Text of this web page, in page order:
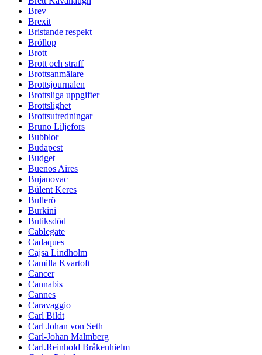
Brev
Brexit
Bristande respekt
Bröllop
Brott
Brott och straff
Brottsanmälare
Brottsjournalen
Brottsliga uppgifter
Brottslighet
Brottsutredningar
Bruno Liljefors
Bubblor
Budapest
Budget
Buenos Aires
Bujanovac
Bülent Keres
Bullerö
Burkini
Butiksdöd
Cablegate
Cadaques
Cajsa Lindholm
Camilla Kvartoft
Cancer
Cannabis
Cannes
Caravaggio
Carl Bildt
Carl Johan von Seth
Carl-Johan Malmberg
Carl.Reinhold Bråkenhielm